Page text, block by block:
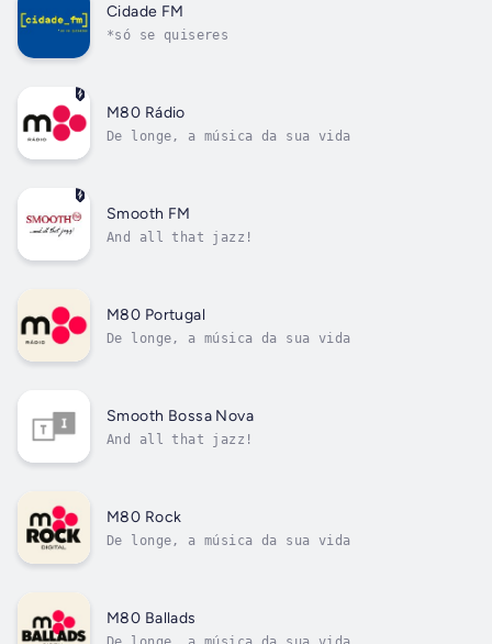
Cidade FM
*só se quiseres
M80 Rádio
De longe, a música da sua vida
Smooth FM
And all that jazz!
M80 Portugal
De longe, a música da sua vida
Smooth Bossa Nova
And all that jazz!
M80 Rock
De longe, a música da sua vida
M80 Ballads